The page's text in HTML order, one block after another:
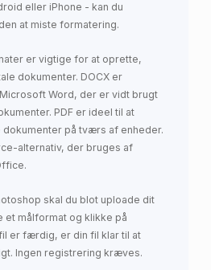
eller iPhone - kan du
at miste formatering.
er vigtige for at oprette,
dokumenter. DOCX er
Word, der er vidt brugt
PDF er ideel til at
på tværs af enheder.
alternativ, der bruges af
skal du blot uploade dit
målformat og klikke på
er færdig, er din fil klar til at
Ingen registrering kræves.